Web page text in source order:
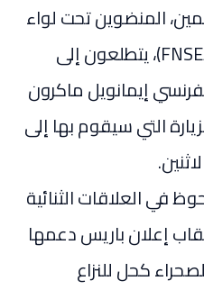
المنضوين تحت لواء
الاتحاد الزراعي الفرنسي (FNSEA)، يتطلعون إلى
إيمانويل ماكرون
التي سيقوم بها إلى
في العلاقات الثنائية
إعلان باريس دعمها
كحل للنزاع